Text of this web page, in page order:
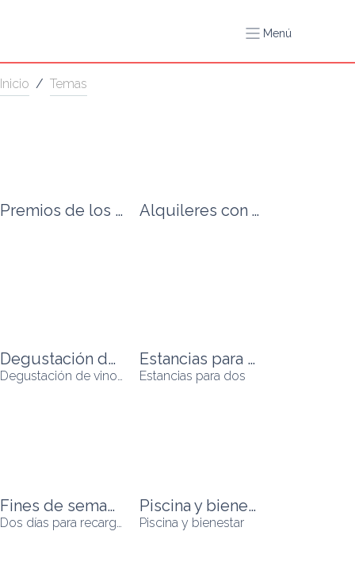
Menú
Inicio / Temas
Premios de los clientes Alquileres con vistas al mar
Degustación de vinos
Degustación de vinos
Estancias para dos
Estancias para dos
Fines de semana y escapadas
Dos días para recargar las pilas
Piscina y bienestar
Piscina y bienestar